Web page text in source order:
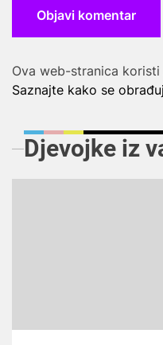
Ova web-stranica koristi
Saznajte kako se
Djevojke iz